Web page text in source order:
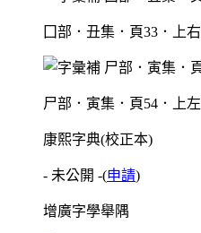
囗部．丑集．頁33．上右
尸部．寅集．頁54．上左
康熙字典(校正本)
- 未公開 -(申請)
增廣字學舉隅